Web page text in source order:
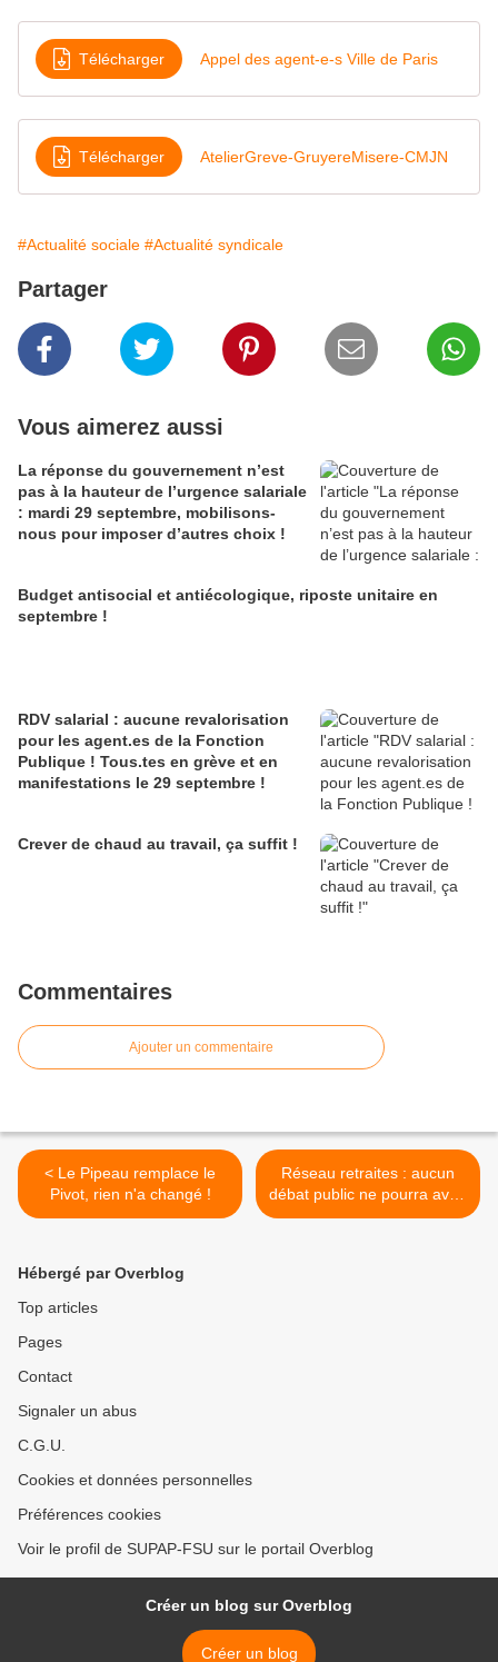
Télécharger Appel des agent-e-s Ville de Paris
Télécharger AtelierGreve-GruyereMisere-CMJN
#Actualité sociale #Actualité syndicale
Partager
Vous aimerez aussi
La réponse du gouvernement n’est
pas à la hauteur de l’urgence salariale
: mardi 29 septembre, mobilisons-
nous pour imposer d’autres choix !
Budget antisocial et antiécologique, riposte unitaire en
septembre !
RDV salarial : aucune revalorisation
pour les agent.es de la Fonction
Publique ! Tous.tes en grève et en
manifestations le 29 septembre !
Crever de chaud au travail, ça suffit !
Commentaires
Ajouter un commentaire
< Le Pipeau remplace le
Pivot, rien n'a changé !
Réseau retraites : aucun
débat public ne pourra avoir
lieu sereinement sans le
Hébergé par Overblog
Top articles
Pages
Contact
Signaler un abus
C.G.U.
Cookies et données personnelles
Préférences cookies
Voir le profil de SUPAP-FSU sur le portail Overblog
Créer un blog sur Overblog
Créer un blog